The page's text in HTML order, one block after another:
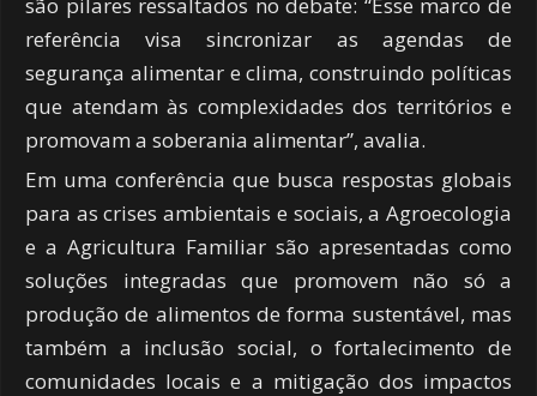
referência visa sincronizar as agendas de
segurança alimentar e clima, construindo políticas
que atendam às complexidades dos territórios e
promovam a soberania alimentar”, avalia.
Em uma conferência que busca respostas globais
para as crises ambientais e sociais, a Agroecologia
e a Agricultura Familiar são apresentadas como
soluções integradas que promovem não só a
produção de alimentos de forma sustentável, mas
também a inclusão social, o fortalecimento de
comunidades locais e a mitigação dos impactos